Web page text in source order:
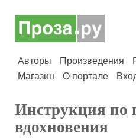
Авторы Произведения
Магазин
О портале
Инструкция по
вдохновения